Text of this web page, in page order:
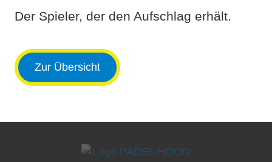
Der Spieler, der den Aufschlag erhält.
Zur Übersicht